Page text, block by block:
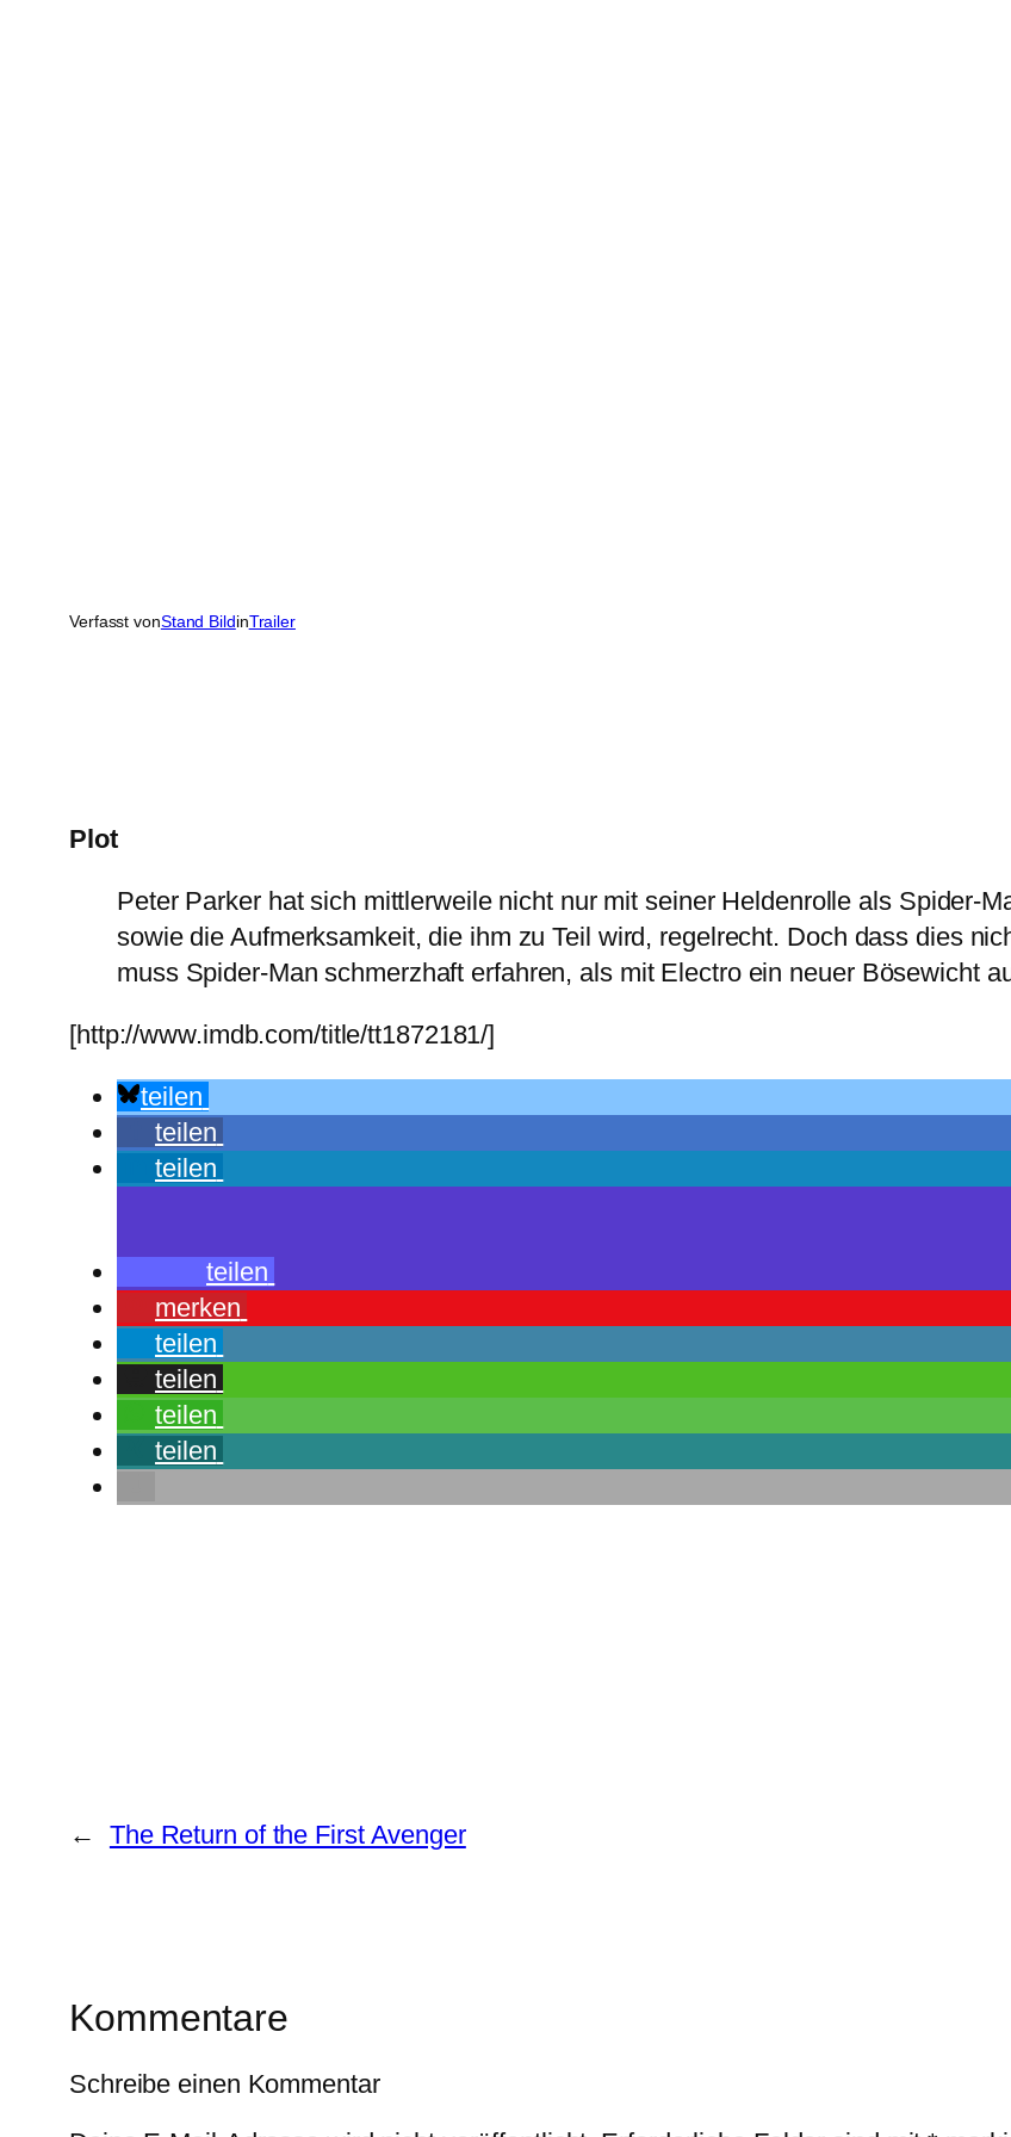
Verfasst vonStand BildinTrailer
Plot
Peter Parker hat sich mittlerweile nicht nur mit seiner Heldenrolle als Spider-
sowie die Aufmerksamkeit, die ihm zu Teil wird, regelrecht. Doch dass dies
muss Spider-Man schmerzhaft erfahren, als mit Electro ein neuer Bösewicht
[http://www.imdb.com/title/tt1872181/]
teilen
teilen
teilen
teilen
merken
teilen
teilen
teilen
teilen
← The Return of the First Avenger
Kommentare
Schreibe einen Kommentar